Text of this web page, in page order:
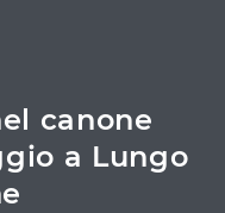
canone
a Lungo